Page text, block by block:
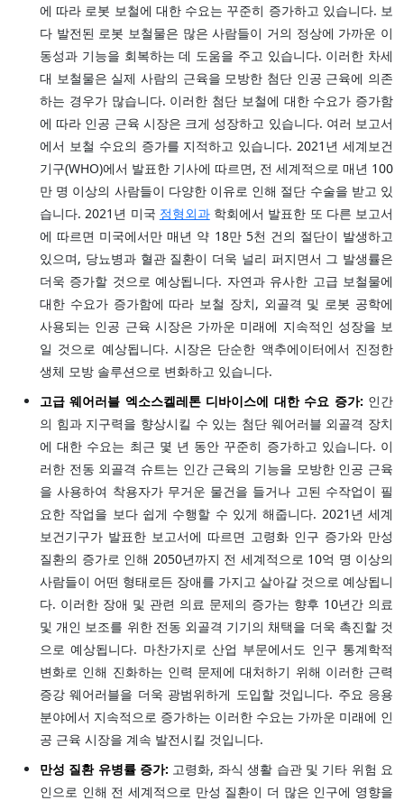
에 따라 로봇 보철에 대한 수요는 꾸준히 증가하고 있습니다. 보
다 발전된 로봇 보철물은 많은 사람들이 거의 정상에 가까운 이
동성과 기능을 회복하는 데 도움을 주고 있습니다. 이러한 차세
대 보철물은 실제 사람의 근육을 모방한 첨단 인공 근육에 의존
하는 경우가 많습니다. 이러한 첨단 보철에 대한 수요가 증가함
에 따라 인공 근육 시장은 크게 성장하고 있습니다. 여러 보고서
에서 보철 수요의 증가를 지적하고 있습니다. 2021년 세계보건
기구(WHO)에서 발표한 기사에 따르면, 전 세계적으로 매년 100
만 명 이상의 사람들이 다양한 이유로 인해 절단 수술을 받고 있
습니다. 2021년 미국 정형외과학회에서 발표한 또 다른 보고서
에 따르면 미국에서만 매년 약 18만 5천 건의 절단이 발생하고
있으며, 당뇨병과 혈관 질환이 더욱 널리 퍼지면서 그 발생률은
더욱 증가할 것으로 예상됩니다. 자연과 유사한 고급 보철물에
대한 수요가 증가함에 따라 보철 장치, 외골격 및 로봇 공학에
사용되는 인공 근육 시장은 가까운 미래에 지속적인 성장을 보
일 것으로 예상됩니다. 시장은 단순한 액추에이터에서 진정한
생체 모방 솔루션으로 변화하고 있습니다.
고급 웨어러블 엑소스켈레톤 디바이스에 대한 수요 증가: 인간
의 힘과 지구력을 향상시킬 수 있는 첨단 웨어러블 외골격 장치
에 대한 수요는 최근 몇 년 동안 꾸준히 증가하고 있습니다. 이
러한 전동 외골격 슈트는 인간 근육의 기능을 모방한 인공 근육
을 사용하여 착용자가 무거운 물건을 들거나 고된 수작업이 필
요한 작업을 보다 쉽게 수행할 수 있게 해줍니다. 2021년 세계
보건기구가 발표한 보고서에 따르면 고령화 인구 증가와 만성
질환의 증가로 인해 2050년까지 전 세계적으로 10억 명 이상의
사람들이 어떤 형태로든 장애를 가지고 살아갈 것으로 예상됩니
다. 이러한 장애 및 관련 의료 문제의 증가는 향후 10년간 의료
및 개인 보조를 위한 전동 외골격 기기의 채택을 더욱 촉진할 것
으로 예상됩니다. 마찬가지로 산업 부문에서도 인구 통계학적
변화로 인해 진화하는 인력 문제에 대처하기 위해 이러한 근력
증강 웨어러블을 더욱 광범위하게 도입할 것입니다. 주요 응용
분야에서 지속적으로 증가하는 이러한 수요는 가까운 미래에 인
공 근육 시장을 계속 발전시킬 것입니다.
만성 질환 유병률 증가: 고령화, 좌식 생활 습관 및 기타 위험 요
인으로 인해 전 세계적으로 만성 질환이 더 많은 인구에 영향을